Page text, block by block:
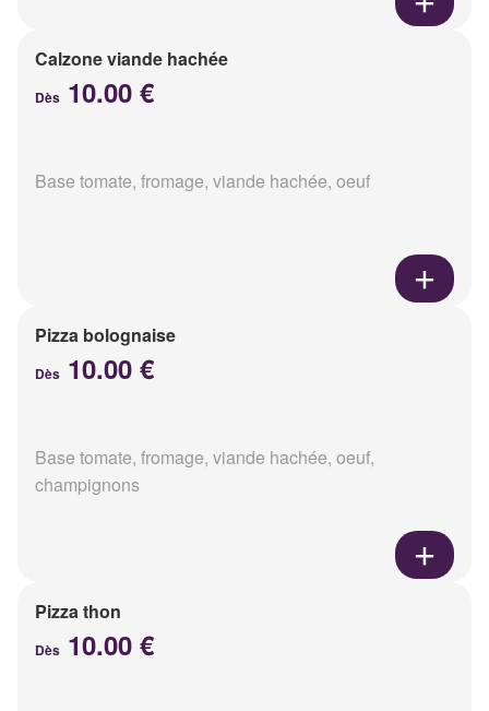
Calzone viande hachée
Dès 10.00 €
Base tomate, fromage, viande hachée, oeuf
Pizza bolognaise
Dès 10.00 €
Base tomate, fromage, viande hachée, oeuf,
champignons
Pizza thon
Dès 10.00 €